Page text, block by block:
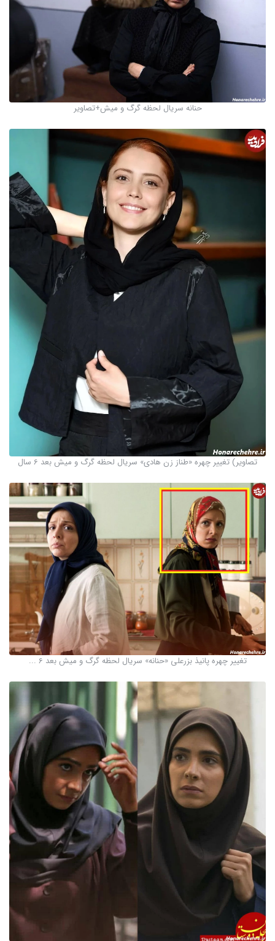
حنانه سریال لحظه گرگ و میش+تصاویر
تصاویر) تغییر چهره «طناز زن هادی» سریال لحظه گرگ و میش بعد 6 سال
تغییر چهره پانیذ بزرعلی «حنانه» سریال لحظه گرگ و میش بعد 6 ...